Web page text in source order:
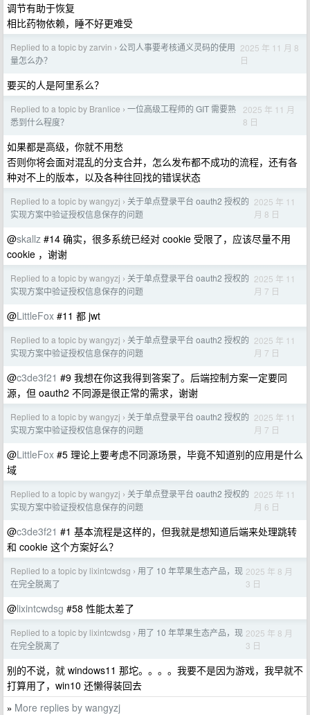
调节有助于恢复
相比药物依赖，睡不好更难受
Replied to a topic by zarvin › 公司人事要考核通义灵码的使用
量怎么办？
2025 年 11 月 8
日
要买的人是阿里系么？
Replied to a topic by Branlice › 一位高级工程师的 GIT 需要熟
悉到什么程度？
2025 年 11 月
8 日
如果都是高级，你就不用愁
否则你将会面对混乱的分支合并，怎么发布都不成功的流程，还有各
种对不上的版本，以及各种往回找的错误状态
Replied to a topic by wangyzj › 关于单点登录平台 oauth2 授权的
实现方案中验证授权信息保存的问题
2025 年 11
月 8 日
@skallz #14 确实，很多系统已经对 cookie 受限了，应该尽量不用
cookie ，谢谢
Replied to a topic by wangyzj › 关于单点登录平台 oauth2 授权的
实现方案中验证授权信息保存的问题
2025 年 11
月 7 日
@LittleFox #11 都 jwt
Replied to a topic by wangyzj › 关于单点登录平台 oauth2 授权的
实现方案中验证授权信息保存的问题
2025 年 11
月 7 日
@c3de3f21 #9 我想在你这我得到答案了。后端控制方案一定要同
源，但 oauth2 不同源是很正常的需求，谢谢
Replied to a topic by wangyzj › 关于单点登录平台 oauth2 授权的
实现方案中验证授权信息保存的问题
2025 年 11
月 7 日
@LittleFox #5 理论上要考虑不同源场景，毕竟不知道别的应用是什么
域
Replied to a topic by wangyzj › 关于单点登录平台 oauth2 授权的
实现方案中验证授权信息保存的问题
2025 年 11
月 6 日
@c3de3f21 #1 基本流程是这样的，但我就是想知道后端来处理跳转
和 cookie 这个方案好么？
Replied to a topic by lixintcwdsg › 用了 10 年苹果生态产品，现
在完全脱离了
2025 年 8 月
3 日
@lixintcwdsg #58 性能太差了
Replied to a topic by lixintcwdsg › 用了 10 年苹果生态产品，现
在完全脱离了
2025 年 8 月
3 日
别的不说，就 windows11 那坨。。。。我要不是因为游戏，我早就不
打算用了，win10 还懒得装回去
» More replies by wangyzj